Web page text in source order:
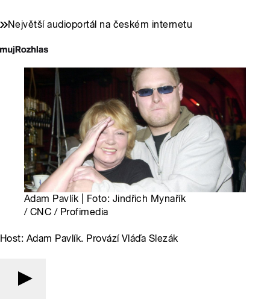
Největší audioportál na českém internetu
Adam Pavlík | Foto: Jindřich Mynařík
/ CNC / Profimedia
Host: Adam Pavlík. Provází Vláďa Slezák